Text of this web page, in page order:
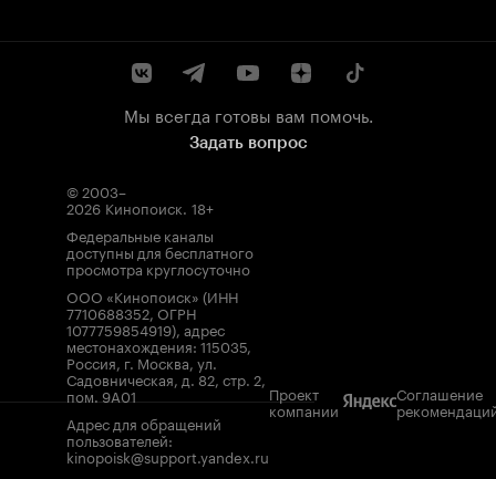
Мы всегда готовы вам помочь.
Задать вопрос
© 2003–
2026 Кинопоиск. 18+
Федеральные каналы
доступны для бесплатного
просмотра круглосуточно
ООО «Кинопоиск» (ИНН
7710688352, ОГРН
1077759854919), адрес
местонахождения: 115035,
Россия, г. Москва, ул.
Садовническая, д. 82, стр. 2,
пом. 9А01
Адрес для обращений
пользователей:
kinopoisk@support.yandex.ru
Проект
компании
Соглашение